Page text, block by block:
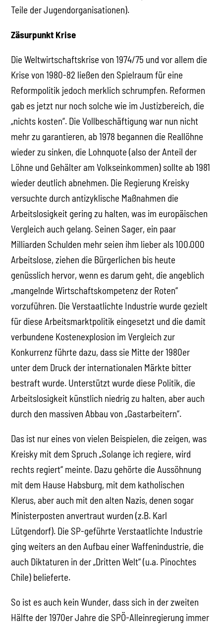
Teile der Jugendorganisationen).
Zäsurpunkt Krise
Die Weltwirtschaftskrise von 1974/75 und vor allem die
Krise von 1980-82 ließen den Spielraum für eine
Reformpolitik jedoch merklich schrumpfen. Reformen
gab es jetzt nur noch solche wie im Justizbereich, die
„nichts kosten“. Die Vollbeschäftigung war nun nicht
mehr zu garantieren, ab 1978 begannen die Reallöhne
wieder zu sinken, die Lohnquote (also der Anteil der
Löhne und Gehälter am Volkseinkommen) sollte ab 1981
wieder deutlich abnehmen. Die Regierung Kreisky
versuchte durch antizyklische Maßnahmen die
Arbeitslosigkeit gering zu halten, was im europäischen
Vergleich auch gelang. Seinen Sager, ein paar
Milliarden Schulden mehr seien ihm lieber als 100.000
Arbeitslose, ziehen die Bürgerlichen bis heute
genüsslich hervor, wenn es darum geht, die angeblich
„mangelnde Wirtschaftskompetenz der Roten“
vorzuführen. Die Verstaatlichte Industrie wurde gezielt
für diese Arbeitsmarktpolitik eingesetzt und die damit
verbundene Kostenexplosion im Vergleich zur
Konkurrenz führte dazu, dass sie Mitte der 1980er
unter dem Druck der internationalen Märkte bitter
bestraft wurde. Unterstützt wurde diese Politik, die
Arbeitslosigkeit künstlich niedrig zu halten, aber auch
durch den massiven Abbau von „Gastarbeitern“.
Das ist nur eines von vielen Beispielen, die zeigen, was
Kreisky mit dem Spruch „Solange ich regiere, wird
rechts regiert“ meinte. Dazu gehörte die Aussöhnung
mit dem Hause Habsburg, mit dem katholischen
Klerus, aber auch mit den alten Nazis, denen sogar
Ministerposten anvertraut wurden (z.B. Karl
Lütgendorf). Die SP-geführte Verstaatlichte Industrie
ging weiters an den Aufbau einer Waffenindustrie, die
auch Diktaturen in der „Dritten Welt“ (u.a. Pinochtes
Chile) belieferte.
So ist es auch kein Wunder, dass sich in der zweiten
Hälfte der 1970er Jahre die SPÖ-Alleinregierung immer